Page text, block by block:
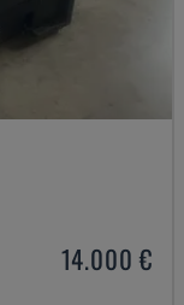
14.000 €